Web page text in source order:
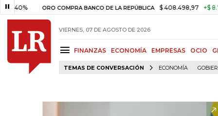
ORO COMPRA BANCO DE LA REPÚBLICA $ 408.498,97 +$ 8.753,81
VIERNES, 07 DE AGOSTO DE 2026
FINANZAS ECONOMÍA EMPRESAS OCIO
TEMAS DE CONVERSACIÓN ECONOMÍA